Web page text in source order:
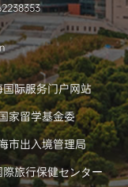
国际服务门户网站
家留学基金委
市出入境管理局
際旅行保健センター